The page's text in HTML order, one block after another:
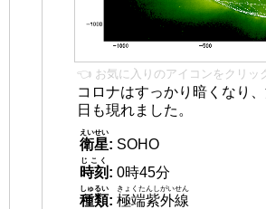
👈 お気に入りのアイコンをクリッ
コロナはすっかり暗くなり
日も現れました。
衛星
えいせい
: SOHO
時刻
じこく
: 0時45分
種類
しゅるい
: 極端紫外線
きょくたんしがいせん